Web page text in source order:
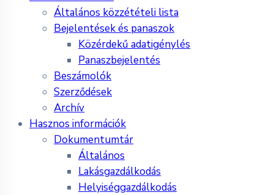
Általános közzétételi lista
Bejelentések és panaszok
Közérdekű adatigénylés
Panaszbejelentés
Beszámolók
Szerződések
Archív
Hasznos információk
Dokumentumtár
Általános
Lakásgazdálkodás
Helyiséggazdálkodás